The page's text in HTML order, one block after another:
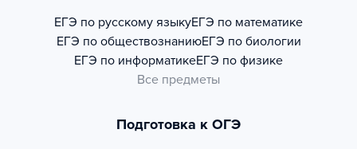
ЕГЭ по русскому языкуЕГЭ по математике
ЕГЭ по обществознаниюЕГЭ по биологии
ЕГЭ по информатикеЕГЭ по физике
Все предметы
Подготовка к ОГЭ